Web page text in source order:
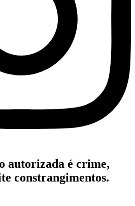
autorizada é crime,
constrangimentos.